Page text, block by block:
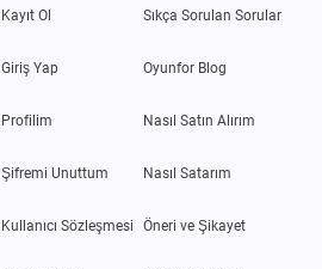
Kayıt Ol
Giriş Yap
Profilim
Şifremi Unuttum
Kullanıcı Sözleşmesi
Sıkça Sorulan Sorular
Oyunfor Blog
Nasıl Satın Alırım
Nasıl Satarım
Öneri ve Şikayet